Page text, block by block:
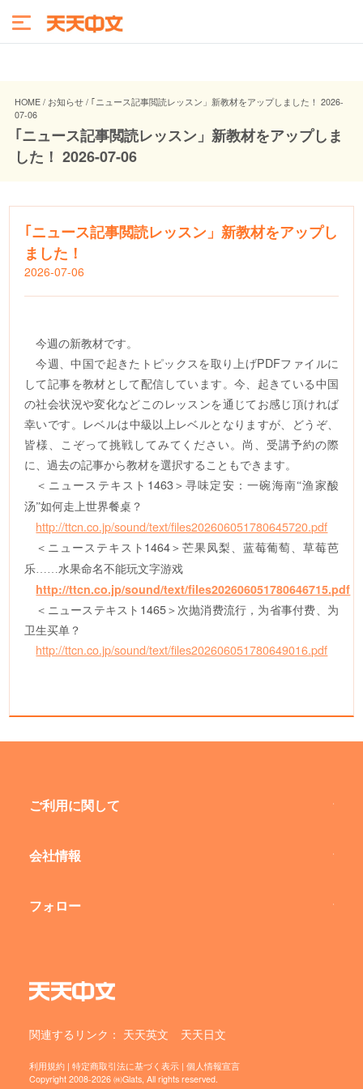
HOME / お知らせ / ｢ニュース記事閲読レッスン」新教材をアップしました！ 2026-
07-06
｢ニュース記事閲読レッスン」新教材をアップしま
した！ 2026-07-06
｢ニュース記事閲読レッスン」新教材をアップし
ました！
2026-07-06
今週の新教材です。
今週、中国で起きたトピックスを取り上げPDFファイルに
して記事を教材として配信しています 。今、起きている中国
の社会状況や変化などこのレッスンを通じてお感じ頂ければ
幸いです 。 レベルは中級以上レベルとなりますが どうぞ、
皆様、
こぞって挑戦してみてください 。尚、受講予約の際
に
、過去の記事から教材を選択することもできます。
＜ ニューステキスト 1463 ＞ 寻味定安：一碗海南“渔家酸
汤”如何走上世界餐桌？
http://ttcn.co.jp/sound/text/files202606051780645720.pdf
＜ ニューステキスト 1464＞ 芒果凤梨、蓝莓葡萄、草莓芭
乐 ……水果命名不能玩文字游戏
http://ttcn.co.jp/sound/text/files202606051780646715.pdf
＜ ニューステキスト 1465＞ 次抛消费流行，为省事付费、为
卫生买单？
http://ttcn.co.jp/sound/text/files202606051780649016.pdf
ご利用に関して
会社情報
フォロー
関連するリンク： 天天英文 天天日文
利用規約| 特定商取引法に基づく表示| 個人情報宣言
Copyright 2008-2026 ㈱Glats, All rights reserved.